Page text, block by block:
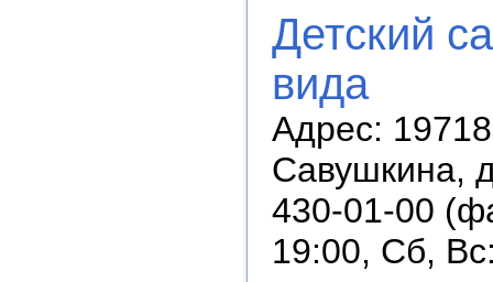
Детский
вида
Адрес:
Савушкина,
430-01-00
19:00, Сб,